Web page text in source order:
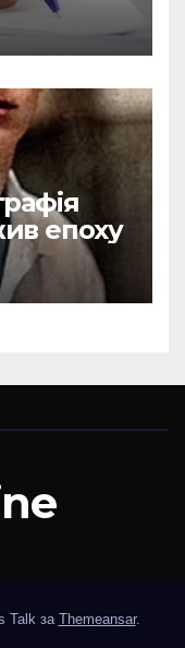
епоху
Talk за Themeansar.